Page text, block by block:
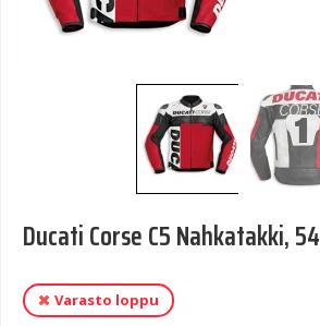
Ducati Corse C5 Nahkatakki, 54
Varasto loppu